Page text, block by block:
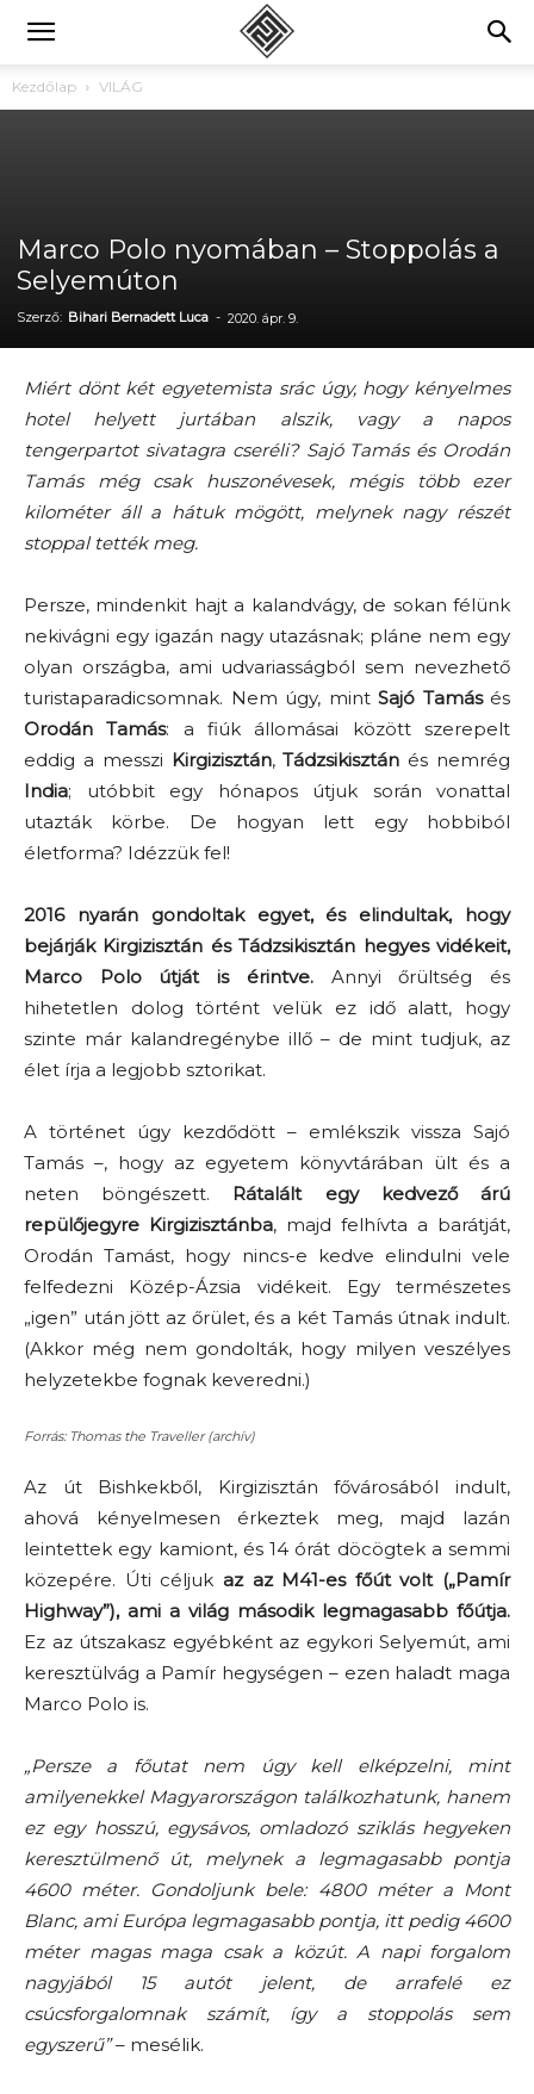
Kezdőlap VILÁG
Marco Polo nyomában – Stoppolás a
Selyemúton
Szerző: Bihari Bernadett Luca - 2020. ápr. 9.
Miért dönt két egyetemista srác úgy, hogy kényelmes
hotel helyett jurtában alszik, vagy a napos
tengerpartot sivatagra cseréli? Sajó Tamás és Orodán
Tamás még csak huszonévesek, mégis több ezer
kilométer áll a hátuk mögött, melynek nagy részét
stoppal tették meg.
Persze, mindenkit hajt a kalandvágy, de sokan félünk
nekivágni egy igazán nagy utazásnak; pláne nem egy
olyan országba, ami udvariasságból sem nevezhető
turistaparadicsomnak. Nem úgy, mint Sajó Tamásés
Orodán Tamás: a fiúk állomásai között szerepelt
eddig a messzi Kirgizisztán,Tádzsikisztán és nemrég
India; utóbbit egy hónapos útjuk során vonattal
utazták körbe. De hogyan lett egy hobbiból
életforma? Idézzük fel!
2016 nyarán gondoltak egyet, és elindultak, hogy
bejárják Kirgizisztán és Tádzsikisztán hegyes vidékeit,
Marco Polo útját is érintve.Annyi őrültség és
hihetetlen dolog történt velük ez idő alatt, hogy
szinte már kalandregénybe illő – de mint tudjuk, az
élet írja a legjobb sztorikat.
A történet úgy kezdődött – emlékszik vissza Sajó
Tamás –, hogy az egyetem könyvtárában ült és a
neten böngészett. Rátalált egy kedvező árú
repülőjegyre Kirgizisztánba, majd felhívta a barátját,
Orodán Tamást, hogy nincs-e kedve elindulni vele
felfedezni Közép-Ázsia vidékeit. Egy természetes
„igen” után jött az őrület, és a két Tamás útnak indult.
(Akkor még nem gondolták, hogy milyen veszélyes
helyzetekbe fognak keveredni.)
Forrás: Thomas the Traveller (archív)
Az út Bishkekből, Kirgizisztán fővárosából indult,
ahová kényelmesen érkeztek meg, majd lazán
leintettek egy kamiont, és 14 órát döcögtek a semmi
közepére. Úti céljuk az az M41-es főút volt („Pamír
Highway”), ami a világ második legmagasabb főútja.
Ez az útszakasz egyébként az egykori Selyemút, ami
keresztülvág a Pamír hegységen – ezen haladt maga
Marco Polo is.
„Persze a főutat nem úgy kell elképzelni, mint
amilyenekkel Magyarországon találkozhatunk, hanem
ez egy hosszú, egysávos, omladozó sziklás hegyeken
keresztülmenő út, melynek a legmagasabb pontja
4600 méter. Gondoljunk bele: 4800 méter a Mont
Blanc, ami Európa legmagasabb pontja, itt pedig 4600
méter magas maga csak a közút. A napi forgalom
nagyjából 15 autót jelent, de arrafelé ez
csúcsforgalomnak számít, így a stoppolás sem
egyszerű”– mesélik.